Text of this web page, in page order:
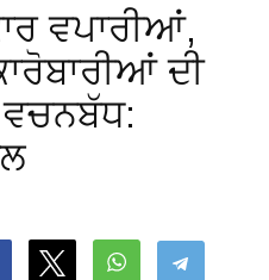
ਵਪਾਰੀਆਂ,
ਦੀ